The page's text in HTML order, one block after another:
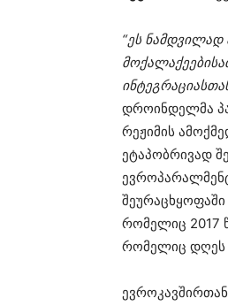
“ეს ნამდვილად
დროინდელმა
რეჟიმის
ეტაპობრივად
რომელიც 2017
რომელიც დღეს